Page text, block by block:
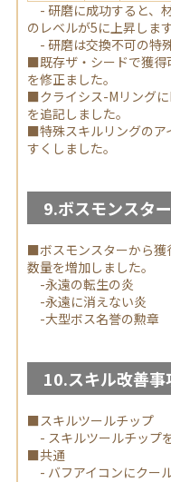
- 研磨に成功すると、
のレベルが5に上昇します
- 研磨は交換不可の特
■既存ザ・シードで獲得
を修正ました。
■クライシス-Mリング
を追記しました。
■特殊スキルリングのア
すくしました。
9.ボスモンスタ
■ボスモンスターから獲
数量を増加しました。
-永遠の転生の炎
-永遠に消えない炎
-大型ボス名誉の勲章
10.スキル改善事
■スキルツールチップ
- スキルツールチップ
■共通
- バフアイコンにクー